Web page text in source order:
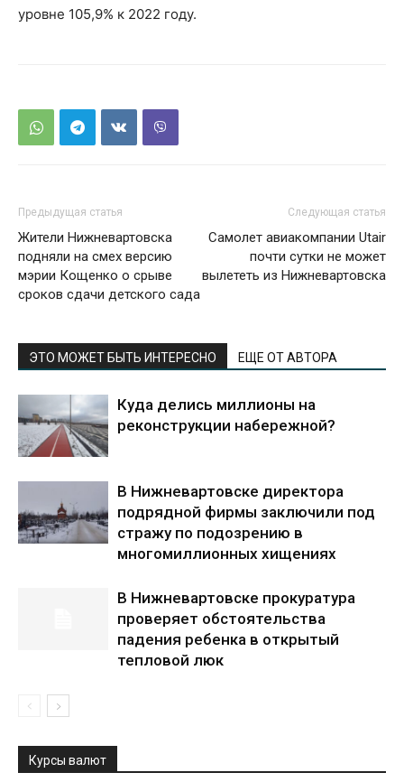
уровне 105,9% к 2022 году.
Предыдущая статья
Жители Нижневартовска
подняли на смех версию
мэрии Кощенко о срыве
сроков сдачи детского сада
Следующая статья
Самолет авиакомпании Utair
почти сутки не может
вылететь из Нижневартовска
ЭТО МОЖЕТ БЫТЬ ИНТЕРЕСНО ЕЩЕ ОТ АВТОРА
Куда делись миллионы на
реконструкции набережной?
В Нижневартовске директора
подрядной фирмы заключили под
стражу по подозрению в
многомиллионных хищениях
В Нижневартовске прокуратура
проверяет обстоятельства
падения ребенка в открытый
тепловой люк
Курсы валют